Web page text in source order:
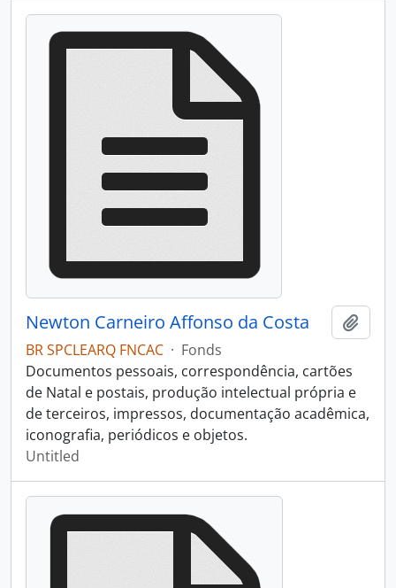
Newton Carneiro Affonso da Costa
BR SPCLEARQ FNCAC · Fonds
Documentos pessoais, correspondência, cartões
de Natal e postais, produção intelectual própria e
de terceiros, impressos, documentação acadêmica,
iconografia, periódicos e objetos.
Untitled